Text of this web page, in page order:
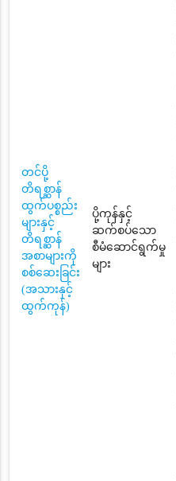
တင်ပို့
တိရစ္ဆာန်
ထွက်ပစ္စည်း
များနှင့်
တိရစ္ဆာန်
အစာများကို
စစ်ဆေးခြင်း
(အသားနှင့်
ထွက်ကုန်)
ပို့ကုန်နှင့်
ဆက်စပ်သော
စီမံဆောင်ရွက်မှု
များ